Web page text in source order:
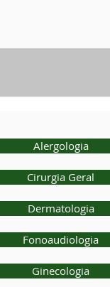
Alergologia
Cirurgia Geral
Dermatologia
Fonoaudiologia
Ginecologia